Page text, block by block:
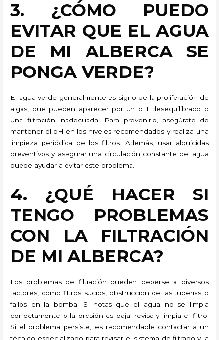
3. ¿CÓMO PUEDO
EVITAR QUE EL AGUA
DE MI ALBERCA SE
PONGA VERDE?
El agua verde generalmente es signo de la proliferación de
algas, que pueden aparecer por un pH desequilibrado o
una filtración inadecuada. Para prevenirlo, asegúrate de
mantener el pH en los niveles recomendados y realiza una
limpieza periódica de los filtros. Además, usar alguicidas
preventivos y asegurar una circulación constante del agua
puede ayudar a evitar este problema.
4. ¿QUÉ HACER SI
TENGO PROBLEMAS
CON LA FILTRACIÓN
DE MI ALBERCA?
Los problemas de filtración pueden deberse a diversos
factores, como filtros sucios, obstrucción de las tuberías o
fallos en la bomba. Si notas que el agua no se limpia
correctamente o la presión es baja, revisa y limpia el filtro.
Si el problema persiste, es recomendable contactar a un
técnico especializado para revisar el sistema de filtrado y la